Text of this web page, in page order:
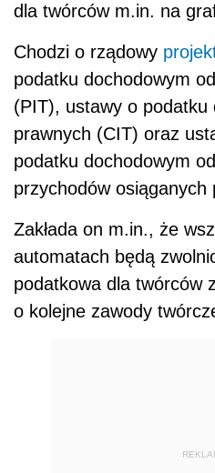
dla twórców m.in. na
Chodzi o rządowy
podatku dochodowym
(PIT), ustawy o podatku
prawnych (CIT) oraz
podatku dochodowym
przychodów
Zakłada on m.in., że
automatach będą
podatkowa dla twórców
o kolejne zawody